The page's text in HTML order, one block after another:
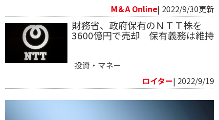
M＆A Online| 2022/9/30更新
財務省、政府保有のＮＴＴ株を
3600億円で売却 保有義務は維持
投資・マネー
ロイター| 2022/9/19